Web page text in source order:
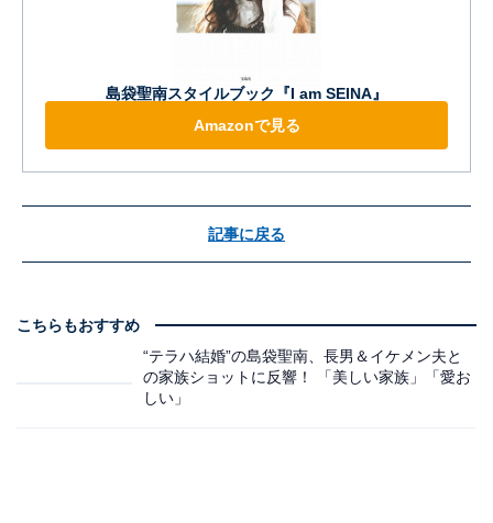
島袋聖南スタイルブック『I am SEINA』
Amazonで見る
記事に戻る
こちらもおすすめ
“テラハ結婚”の島袋聖南、長男＆イケメン夫と
の家族ショットに反響！ 「美しい家族」「愛お
しい」